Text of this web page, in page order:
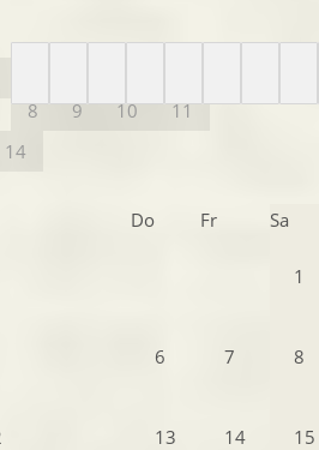
8
9 10
11
14
Do Fr Sa
1
6 7 8
13 14 15